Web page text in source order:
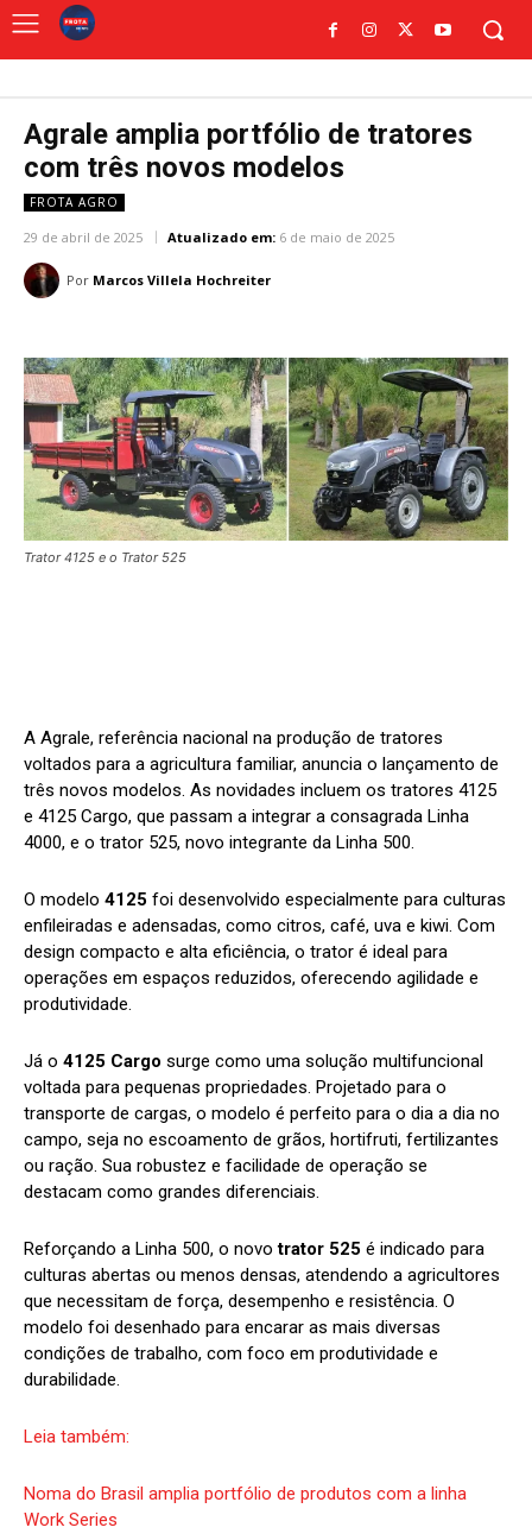
Agrale amplia portfólio de tratores
com três novos modelos
FROTA AGRO
29 de abril de 2025 Atualizado em: 6 de maio de 2025
Por Marcos Villela Hochreiter
Trator 4125 e o Trator 525
A Agrale, referência nacional na produção de tratores
voltados para a agricultura familiar, anuncia o lançamento de
três novos modelos. As novidades incluem os tratores 4125
e 4125 Cargo, que passam a integrar a consagrada Linha
4000, e o trator 525, novo integrante da Linha 500.
O modelo 4125 foi desenvolvido especialmente para culturas
enfileiradas e adensadas, como citros, café, uva e kiwi. Com
design compacto e alta eficiência, o trator é ideal para
operações em espaços reduzidos, oferecendo agilidade e
produtividade.
Já o 4125 Cargo surge como uma solução multifuncional
voltada para pequenas propriedades. Projetado para o
transporte de cargas, o modelo é perfeito para o dia a dia no
campo, seja no escoamento de grãos, hortifruti, fertilizantes
ou ração. Sua robustez e facilidade de operação se
destacam como grandes diferenciais.
Reforçando a Linha 500, o novotrator 525 é indicado para
culturas abertas ou menos densas, atendendo a agricultores
que necessitam de força, desempenho e resistência. O
modelo foi desenhado para encarar as mais diversas
condições de trabalho, com foco em produtividade e
durabilidade.
Leia também:
Noma do Brasil amplia portfólio de produtos com a linha
Work Series